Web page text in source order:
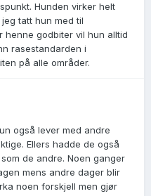
Hunden virker helt
tatt hun med til
godbiter vil hun alltid
rasestandarden i
på alle områder.
også lever med andre
Ellers hadde de også
de andre. Noen ganger
mens andre dager blir
noen forskjell men gjør